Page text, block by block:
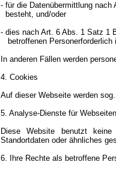
- für die Datenübermittlung
besteht, und/oder
- dies nach Art. 6 Abs. 1 Satz 1
betroffenen Personerforderlich
In anderen Fällen werden
4. Cookies
Auf dieser Webseite werden
5. Analyse-Dienste für
Diese Website benutzt
Standortdaten oder ähnliches
6. Ihre Rechte als betroffene